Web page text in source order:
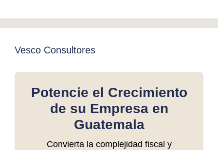
Vesco Consultores
Potencie el Crecimiento
de su Empresa en
Guatemala
Convierta la complejidad fiscal y